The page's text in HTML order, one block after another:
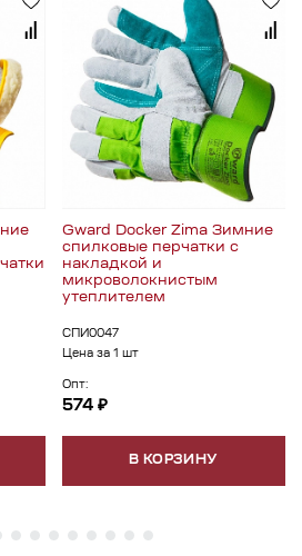
Gward Docker Zima Зимние
спилковые перчатки с
накладкой и
микроволокнистым
утеплителем
СПИ0047
Цена за 1 шт
Опт:
574 ₽
В КОРЗИНУ